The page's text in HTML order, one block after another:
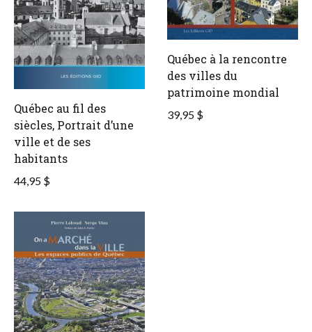
Québec au fil des
siècles, Portrait d’une
ville et de ses
habitants
44,95 $
Québec à la rencontre
des villes du
patrimoine mondial
39,95 $